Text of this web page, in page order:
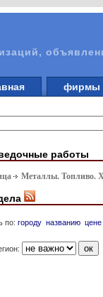
работы
Металлы. Топливо.
по: городу названию цене